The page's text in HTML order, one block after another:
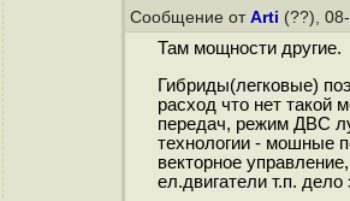
Сообщение от Arti (??),
Там мощности другие.
Гибриды(легковые)
расход что нет такой
передач, режим ДВС
технологии - мошные
векторное
ел.двигатели т.п. дело